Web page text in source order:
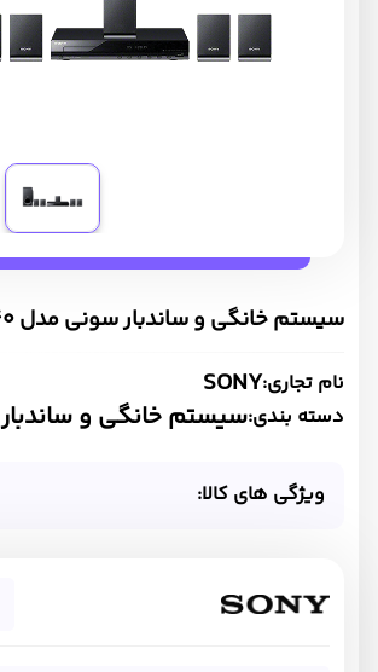
سیستم خانگی و ساندبار سونی مدل DAV-TZ140
نام تجاری:SONY
دسته بندی:سیستم خانگی و ساندبار
ویژگی های کالا: